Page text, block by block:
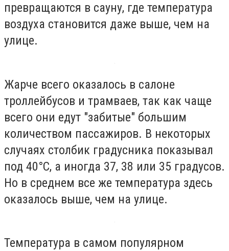
превращаются в сауну, где температура
воздуха становится даже выше, чем на
улице.
Жарче всего оказалось в салоне
троллейбусов и трамваев, так как чаще
всего они едут "забитые" большим
количеством пассажиров. В некоторых
случаях столбик градусника показывал
под 40°C, а иногда 37, 38 или 35 градусов.
Но в среднем все же температура здесь
оказалось выше, чем на улице.
Температура в самом популярном